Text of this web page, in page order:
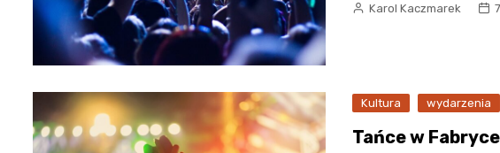
Karol Kaczmarek
Kultura wydarzenia
Tańce w